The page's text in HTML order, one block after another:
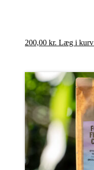
200,00 kr. Læg i kurv